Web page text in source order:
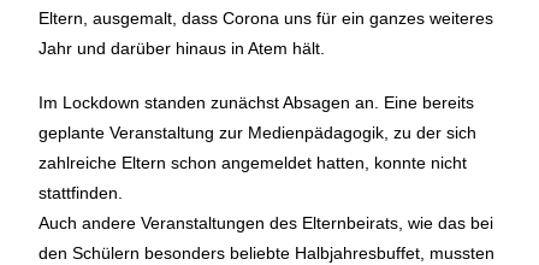
Eltern, ausgemalt, dass Corona uns für ein ganzes weiteres
Jahr und darüber hinaus in Atem hält.
Im Lockdown standen zunächst Absagen an. Eine bereits
geplante Veranstaltung zur Medienpädagogik, zu der sich
zahlreiche Eltern schon angemeldet hatten, konnte nicht
stattfinden.
Auch andere Veranstaltungen des Elternbeirats, wie das bei
den Schülern besonders beliebte Halbjahresbuffet, mussten